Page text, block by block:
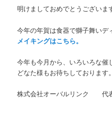
明けましておめでとうございま
今年の年賀は食器で獅子舞いデ
メイキングはこちら。
今年も今月から、いろいろな催
どなた様もお待ちしております。
株式会社オーバルリンク 代